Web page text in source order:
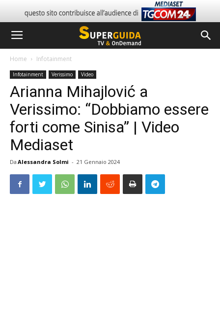
Home Infotainment
Infotainment Verissimo Video
Arianna Mihajlović a
Verissimo: “Dobbiamo essere
forti come Sinisa” | Video
Mediaset
Da Alessandra Solmi - 21 Gennaio 2024